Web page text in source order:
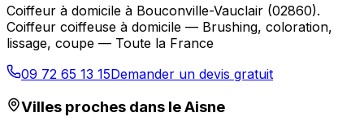
Coiffeur à domicile à Bouconville-Vauclair (02860).
Coiffeur coiffeuse à domicile — Brushing, coloration,
lissage, coupe — Toute la France
09 72 65 13 15Demander un devis gratuit
Villes proches dans leAisne